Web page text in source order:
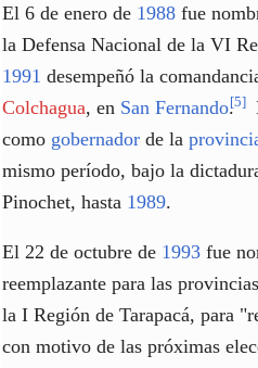
El 6 de enero de 1988 fue
la Defensa Nacional de la VI
1991 desempeñó la
Colchagua, en San Fernando.[5]
como gobernador de la
mismo período, bajo la
Pinochet, hasta 1989.
El 22 de octubre de 1993 fue
reemplazante para las
la I Región de Tarapacá, para
con motivo de las próximas